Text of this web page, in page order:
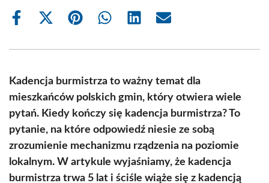
Share
Share
(Twitter)
Share Share Share Share
Kadencja burmistrza to ważny temat dla
mieszkańców polskich gmin, który otwiera wiele
pytań. Kiedy kończy się kadencja burmistrza? To
pytanie, na które odpowiedź niesie ze sobą
zrozumienie mechanizmu rządzenia na poziomie
lokalnym. W artykule wyjaśniamy, że kadencja
burmistrza trwa 5 lat i ściśle wiąże się z kadencją